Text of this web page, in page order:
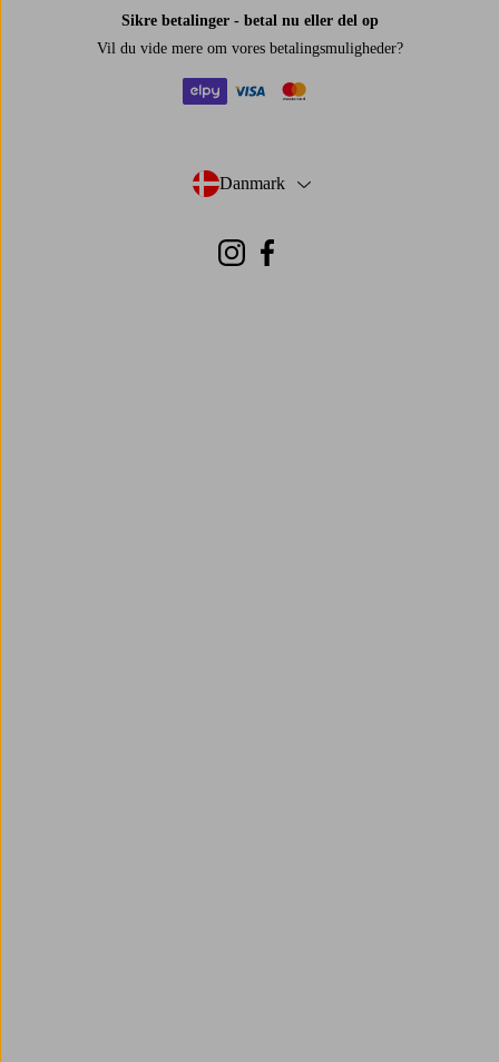
Sikre betalinger - betal nu eller del op
Vil du vide mere om vores betalingsmuligheder?
Danmark
- Vælg land